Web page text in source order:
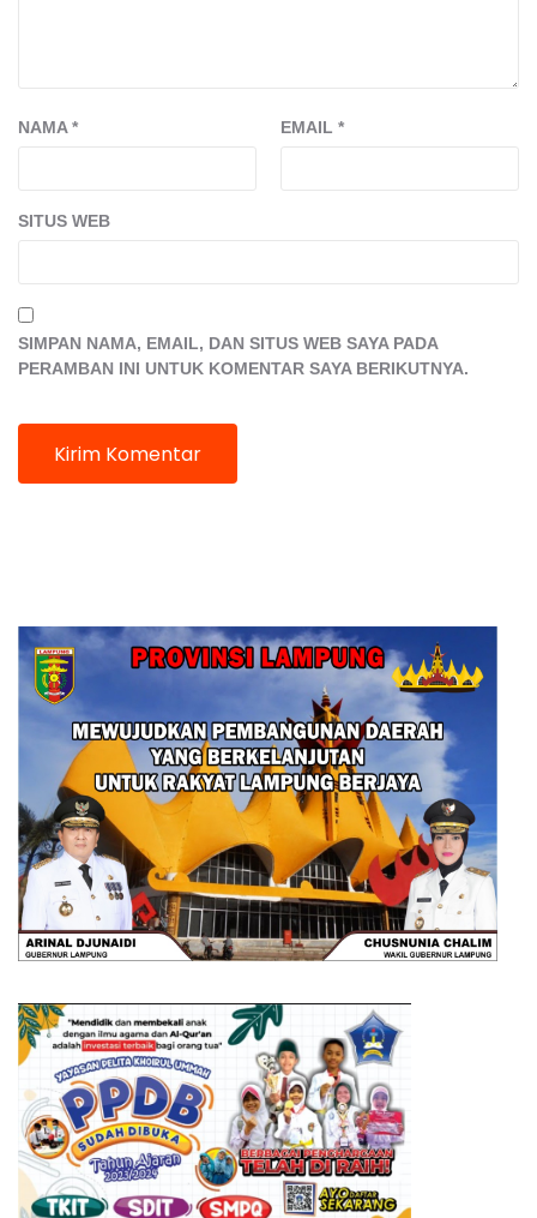
NAMA* EMAIL *
SITUS WEB
SIMPAN NAMA, EMAIL, DAN SITUS WEB SAYA PADA
PERAMBAN INI UNTUK KOMENTAR SAYA BERIKUTNYA.